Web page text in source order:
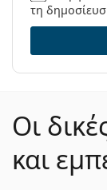
τη
Οι
και